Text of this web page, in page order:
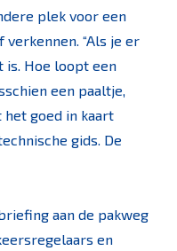
plek voor een
“Als je er
is. Hoe loopt een
een paaltje,
het goed in kaart
gids. De
aan de pakweg
en